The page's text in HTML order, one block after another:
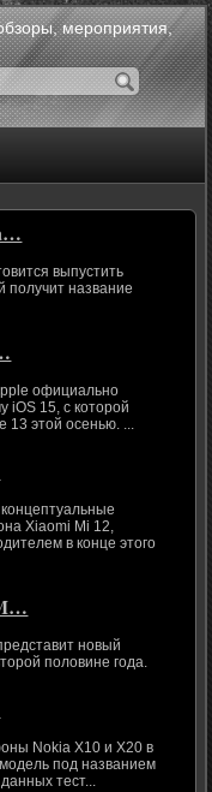
мероприятия,
выпустить
получит название
официально
iOS 15, с которой
будут запущены смартфоны линейки iPhone 13 этой осенью. ...
Xiaomi Mi 12,
в конце этого
новый
половине года.
Nokia X10 и X20 в
под названием
тест...